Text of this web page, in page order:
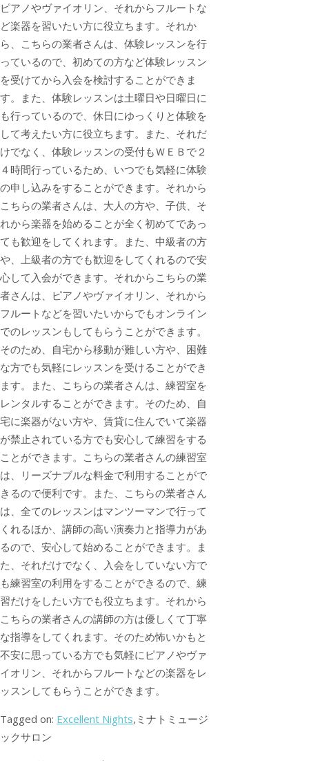
ピアノやヴァイオリン、それからフルートな
ど楽器を習いたい方に役立ちます。それか
ら、こちらの業者さんは、体験レッスンを行
っているので、初めての方など体験レッスン
を受けてから入会を検討することができま
す。また、体験レッスンは土曜日や日曜日に
も行っているので、休日にゆっくりと体験を
して考えたい方に役立ちます。また、それだ
けでなく、体験レッスンの受付もＷＥＢで２
４時間行っているため、いつでも気軽に体験
の申し込みをすることができます。それから
こちらの業者さんは、大人の方や、子供、そ
れから楽器を始めることが全く初めてであっ
ても歓迎をしてくれます。また、中級者の方
や、上級者の方でも歓迎をしてくれるので安
心して入会ができます。それからこちらの業
者さんは、ピアノやヴァイオリン、それから
フルートなどを習いたいからでもオンライン
でのレッスンもしてもらうことができます。
そのため、自宅から移動が難しい方や、困難
な方でも気軽にレッスンを受けることができ
ます。また、こちらの業者さんは、練習室を
レンタルすることができます。そのため、自
宅に楽器がない方や、賃貸に住んでいて楽器
が禁止されている方でも安心して練習をする
ことができます。こちらの業者さんの練習室
は、リーズナブルな料金で利用することがで
きるので便利です。また、こちらの業者さん
は、全てのレッスンはマンツーマンで行って
くれるほか、講師の高い演奏力と指導力があ
るので、安心して始めることができます。ま
た、それだけでなく、入会をしていない方で
も練習室の利用をすることができるので、練
習だけをしたい方でも役立ちます。それから
こちらの業者さんの講師の方は優しくて丁寧
な指導をしてくれます。そのため怖いかもと
不安に思っている方でも気軽にピアノやヴァ
イオリン、それからフルートなどの楽器をレ
ッスンしてもらうことができます。
Tagged on: Excellent Nights,ミナトミュージ
ックサロン